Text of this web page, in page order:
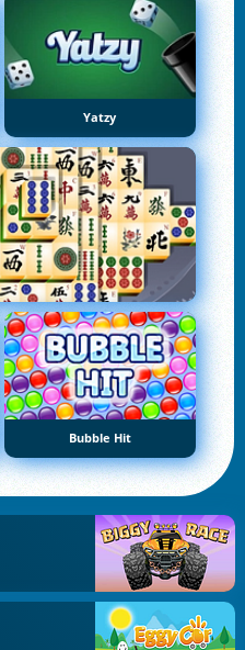
Yatzy
Bubble Hit